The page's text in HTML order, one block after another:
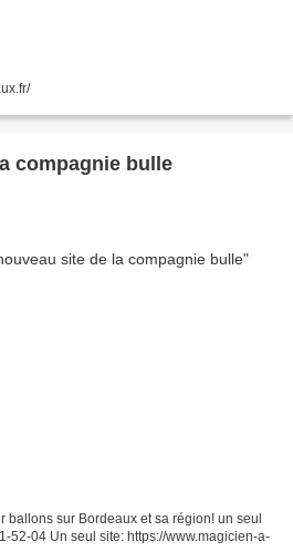
compagnie bulle
ballons sur Bordeaux et sa région! un seul
52-04 Un seul site: https://www.magicien-a-